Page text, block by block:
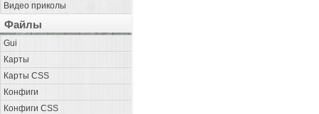
Видео приколы
Файлы
Gui
Карты
Карты CSS
Конфиги
Конфиги CSS